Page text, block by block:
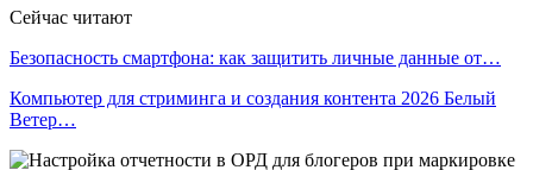
Сейчас читают
Безопасность смартфона: как защитить личные данные от…
Компьютер для стриминга и создания контента 2026 Белый
Ветер…